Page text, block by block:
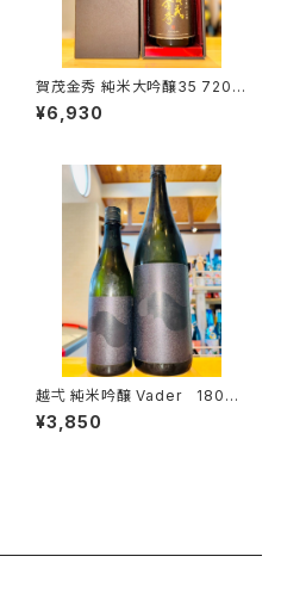
賀茂金秀 純米大吟醸35 720m
l１本（金光酒造・広島県東広島
市黒瀬町）
¥6,930
越弌 純米吟醸 Vader 1800
ml１本（株式会社越後鶴亀・新
潟県新潟市西蒲区竹野町）
¥3,850